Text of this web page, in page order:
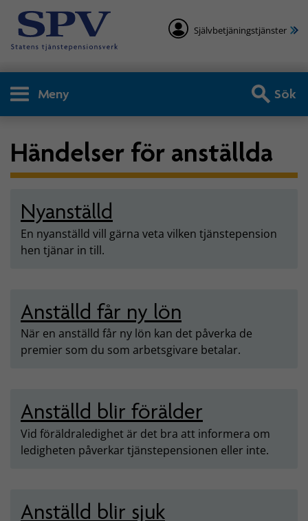
Självbetjäningstjänster
Meny Sök
Händelser för anställda
Nyanställd
En nyanställd vill gärna veta vilken tjänstepension
hen tjänar in till.
Anställd får ny lön
När en anställd får ny lön kan det påverka de
premier som du som arbetsgivare betalar.
Anställd blir förälder
Vid föräldraledighet är det bra att informera om
ledigheten påverkar tjänstepensionen eller inte.
Anställd blir sjuk